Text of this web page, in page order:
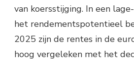
van koersstijging. In een
het rendementspotentieel
2025 zijn de rentes in de
hoog vergeleken met het